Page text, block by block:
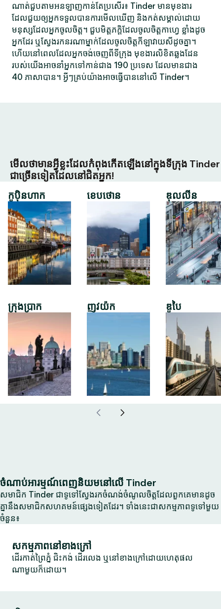
ណាត់ជួបតាមអនឡាញកាន់តែប្រសើរ៖ Tinder មានមុខងារ
ដែលជួយឲ្យអ្នកទទួលបានការមើលឃើញ និងកត់សម្គាល់ដោយ
មនុស្សដែលអ្នកចូលចិត្ត។ ជួបមិត្តភក្តិដែលចូលចិត្តកាហ្វេ ខ្លាំងដូច
អ្នកដែរ ឬស្វែងរកនរណាម្នាក់ដែលចូលចិត្តកីឡាវាយសីដូចគ្នា។
ហើយនៅពេលដែលអ្នកចង់ចេញពីទីក្រុង មុខងារលិខិតឆ្លងដែន
របស់យើងអាចនាំអ្នកទៅកាន់ជាង 190 ប្រទេស ដែលមានជាង
40 ភាសាបាន។ អ្វីៗគ្រប់យ៉ាងអាចធ្វើបាននៅលើ Tinder។
មើលថាមានអ្វីខ្លះដែលកំពុងកើតឡើងនៅក្នុងទីក្រុង Tinder
ជាច្រើនទៀតដែលនៅជិតអ្នក!
កូប៉ិនហាក
ក្រុងប្រាក
ខេបថោន
ញូវយ៉ក
ឌុលលីន
ឌូបៃ
ចំណាប់អារម្មណ៍ពេញនិយមនៅលើ Tinder
សមាជិក Tinder ជាទូទៅស្វែងរកចំណង់ចំណូលចិត្តដែលពួកគេមានដូច
គ្នានឹងសមាជិកសហគមន៍ផ្សេងទៀតដែរ។ ទាំងនេះជាសកម្មភាពទូទៅមួយ
ចំនួន៖
សកម្មភាពនៅខាងក្រៅ
ដើរកាត់ព្រៃភ្នំ ជិះកង់ ដើរលេង ឬនៅខាងក្រៅដោយហេតុផល
ណាមួយក៏ដោយ។